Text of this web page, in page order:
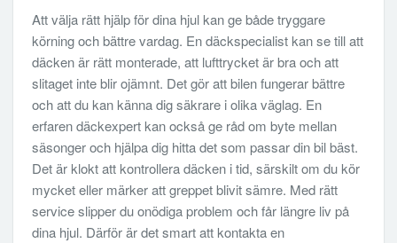
Att välja rätt hjälp för dina hjul kan ge både tryggare
körning och bättre vardag. En däckspecialist kan se till att
däcken är rätt monterade, att lufttrycket är bra och att
slitaget inte blir ojämnt. Det gör att bilen fungerar bättre
och att du kan känna dig säkrare i olika väglag. En
erfaren däckexpert kan också ge råd om byte mellan
säsonger och hjälpa dig hitta det som passar din bil bäst.
Det är klokt att kontrollera däcken i tid, särskilt om du kör
mycket eller märker att greppet blivit sämre. Med rätt
service slipper du onödiga problem och får längre liv på
dina hjul. Därför är det smart att kontakta en